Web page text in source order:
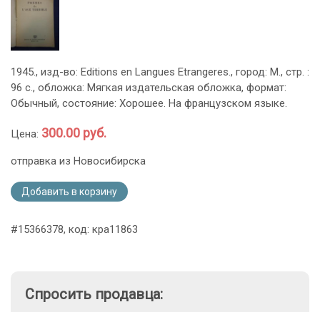
1945., изд-во: Editions en Langues Etrangeres., город: М., стр. :
96 с., обложка: Мягкая издательская обложка, формат:
Обычный, состояние: Хорошее. На французском языке.
Цена: 300.00 руб.
отправка из Новосибирска
Добавить в корзину
#15366378, код: кра11863
Спросить продавца: